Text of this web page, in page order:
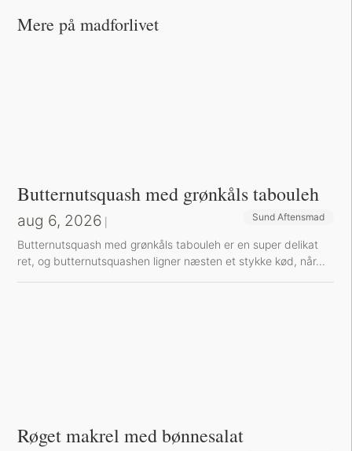
Mere på madforlivet
Butternutsquash med grønkåls tabouleh
aug 6, 2026 Sund Aftensmad
Butternutsquash med grønkåls tabouleh er en super delikat
ret, og butternutsquashen ligner næsten et stykke kød, når...
Røget makrel med bønnesalat